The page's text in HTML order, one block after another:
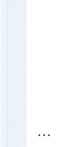
...